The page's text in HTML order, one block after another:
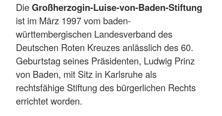
DieGroßherzogin-Luise-von-Baden-Stiftung
ist im März 1997 vom baden-
württembergischen Landesverband des
Deutschen Roten Kreuzes anlässlich des 60.
Geburtstag seines Präsidenten, Ludwig Prinz
von Baden, mit Sitz in Karlsruhe als
rechtsfähige Stiftung des bürgerlichen Rechts
errichtet worden.